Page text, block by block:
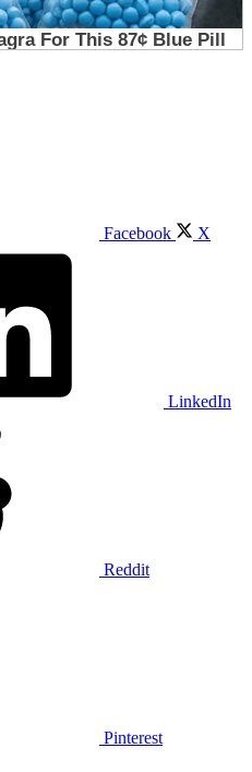
Facebook X
LinkedIn
Reddit
Pinterest